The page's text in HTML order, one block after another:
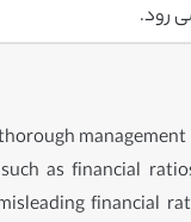
رود.
as financial
financial